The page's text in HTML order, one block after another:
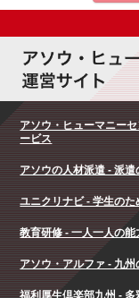
アソウ・ヒューマニー
ービス
アソウの人材派遣 - 派
ユニクリナビ - 学生の
教育研修 - 一人一人の
アソウ・アルファ - 九
福利厚生倶楽部九州 -